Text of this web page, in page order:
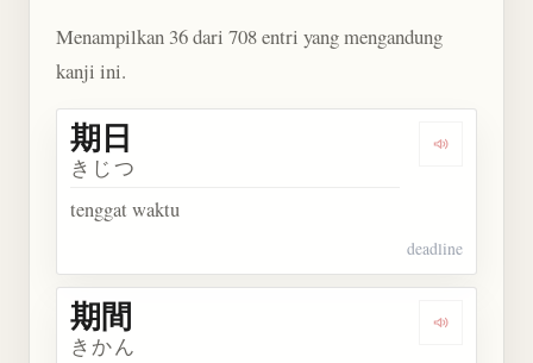
Menampilkan 36 dari 708 entri yang mengandung
kanji ini.
Dengarkan
期日
きじつ
tenggat waktu
deadline
Dengarkan
期間
きかん